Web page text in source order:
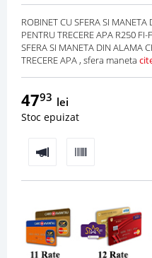
ROBINET CU SFERA SI
PENTRU TRECERE APA R250
SFERA SI MANETA DIN ALAMA
TRECERE APA , sfera maneta
4793 lei
Stoc epuizat